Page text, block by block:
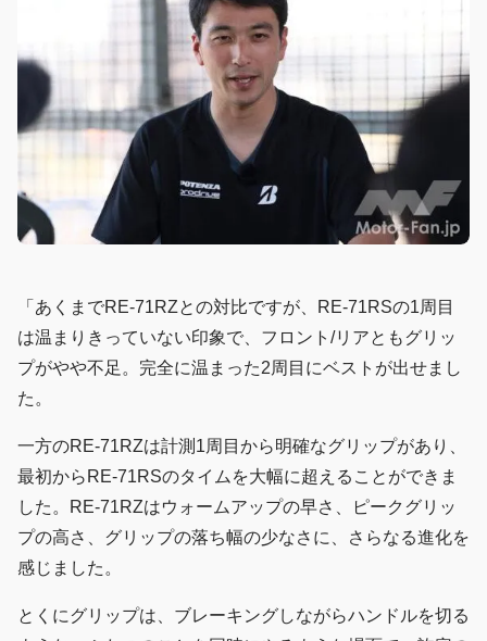
「あくまでRE-71RZとの対比ですが、RE-71RSの1周目
は温まりきっていない印象で、フロント/リアともグリッ
プがやや不足。完全に温まった2周目にベストが出せまし
た。
一方のRE-71RZは計測1周目から明確なグリップがあり、
最初からRE-71RSのタイムを大幅に超えることができま
した。RE-71RZはウォームアップの早さ、ピークグリッ
プの高さ、グリップの落ち幅の少なさに、さらなる進化を
感じました。
とくにグリップは、ブレーキングしながらハンドルを切る